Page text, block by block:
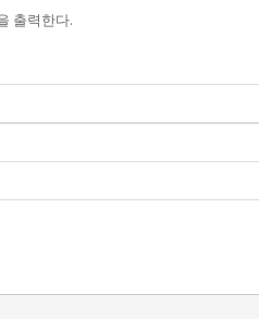
출력한다.